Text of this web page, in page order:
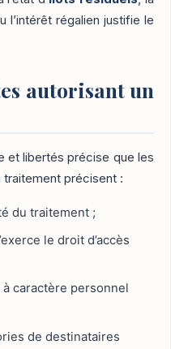
l’intérêt régalien justifie le
autorisant un
et libertés précise que les
traitement précisent :
du traitement ;
le droit d’accès
caractère personnel
de destinataires